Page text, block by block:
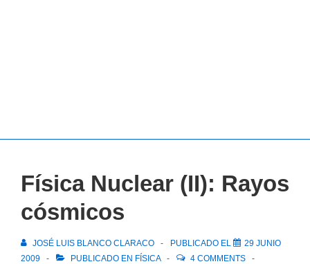
Física Nuclear (II): Rayos
cósmicos
JOSÉ LUIS BLANCO CLARACO PUBLICADO EL
29 JUNIO
2009
PUBLICADO EN FÍSICA
4 COMMENTS